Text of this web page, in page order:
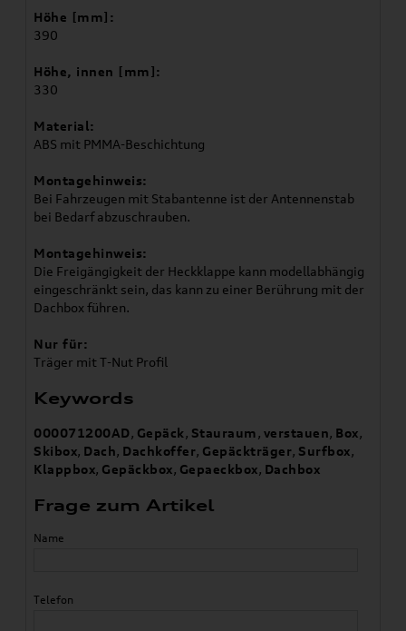
Höhe [mm]:
390
Höhe, innen [mm]:
330
Material:
ABS mit PMMA-Beschichtung
Montagehinweis:
Bei Fahrzeugen mit Stabantenne ist der Antennenstab
bei Bedarf abzuschrauben.
Montagehinweis:
Die Freigängigkeit der Heckklappe kann modellabhängig
eingeschränkt sein, das kann zu einer Berührung mit der
Dachbox führen.
Nur für:
Träger mit T-Nut Profil
Keywords
000071200AD, Gepäck, Stauraum, verstauen, Box,
Skibox, Dach, Dachkoffer, Gepäckträger, Surfbox,
Klappbox, Gepäckbox, Gepaeckbox, Dachbox
Frage zum Artikel
Name
Telefon